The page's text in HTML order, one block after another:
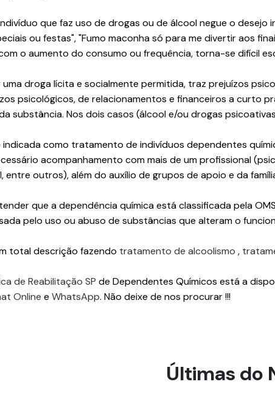
que faz uso de drogas ou de álcool negue o
ou festas", "Fumo maconha só para me divertir aos
o aumento do consumo ou frequência, torna-se difícil
droga lícita e socialmente permitida, traz prejuízos
psicológicos, de relacionamentos e financeiros a curto
substância. Nos dois casos (álcool e/ou drogas
como tratamento de indivíduos dependentes
acompanhamento com mais de um profissional
entre outros), além do auxílio de grupos de apoio e da
que a dependência química está classificada pela
pelo uso ou abuso de substâncias que alteram o
total descrição fazendo tratamento de alcoolismo ,
de Reabilitação SP de Dependentes Químicos está a
Online e WhatsApp. Não deixe de nos procurar !!!
Últimas do